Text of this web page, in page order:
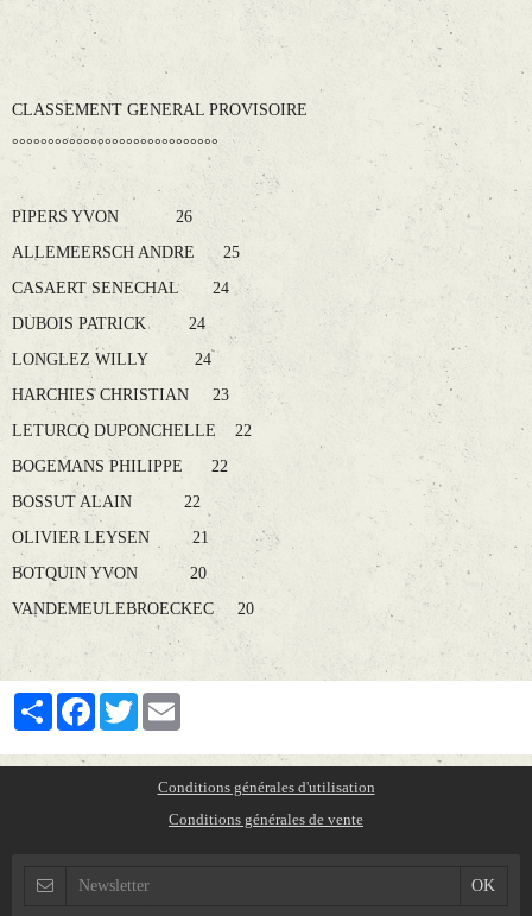
CLASSEMENT GENERAL PROVISOIRE
°°°°°°°°°°°°°°°°°°°°°°°°°°°°°
PIPERS YVON 26
ALLEMEERSCH ANDRE 25
CASAERT SENECHAL 24
DUBOIS PATRICK 24
LONGLEZ WILLY 24
HARCHIES CHRISTIAN 23
LETURCQ DUPONCHELLE 22
BOGEMANS PHILIPPE 22
BOSSUT ALAIN 22
OLIVIER LEYSEN 21
BOTQUIN YVON 20
VANDEMEULEBROECKEC 20
PartagerFacebookTwitter
Conditions générales d'utilisation
Conditions générales de vente